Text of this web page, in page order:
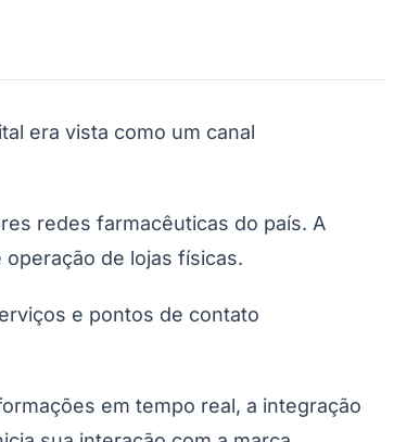
era vista como um canal
redes farmacêuticas do país. A
de lojas físicas.
e pontos de contato
em tempo real, a integração